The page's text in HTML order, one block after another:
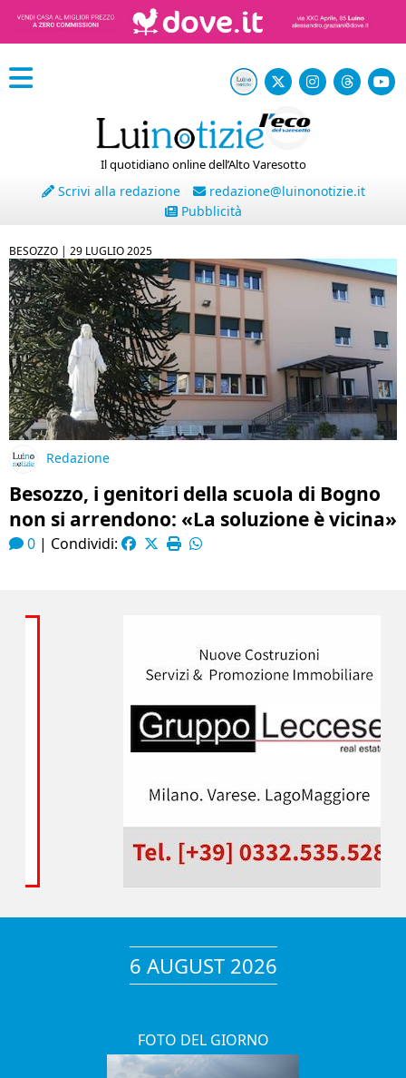
Il quotidiano online dell’Alto Varesotto
Scrivi alla redazione
redazione@luinonotizie.it
Pubblicità
BESOZZO | 29 LUGLIO 2025
Redazione
Besozzo, i genitori della scuola di Bogno
non si arrendono: «La soluzione è vicina»
0 | Condividi:
6 AUGUST 2026
FOTO DEL GIORNO